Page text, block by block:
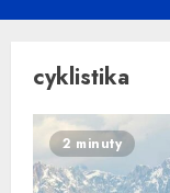
Menu
cyklistika
2 minuty